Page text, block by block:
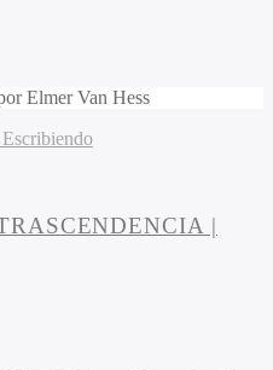
Elmer Van Hess
|